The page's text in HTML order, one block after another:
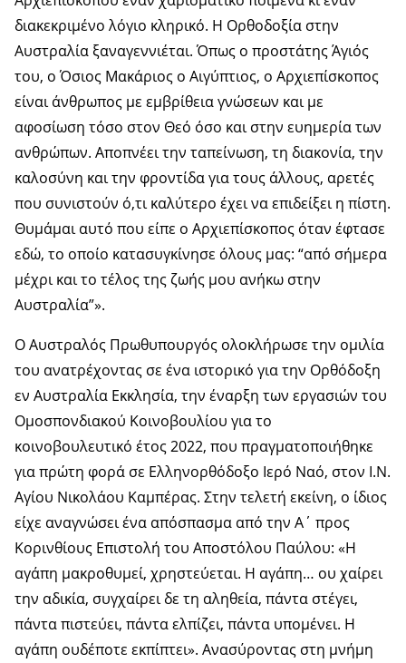
διακεκριμένο λόγιο κληρικό. Η Ορθοδοξία στην
Αυστραλία ξαναγεννιέται. Όπως ο προστάτης Άγιός
του, ο Όσιος Μακάριος ο Αιγύπτιος, ο Αρχιεπίσκοπος
είναι άνθρωπος με εμβρίθεια γνώσεων και με
αφοσίωση τόσο στον Θεό όσο και στην ευημερία των
ανθρώπων. Αποπνέει την ταπείνωση, τη διακονία, την
καλοσύνη και την φροντίδα για τους άλλους, αρετές
που συνιστούν ό,τι καλύτερο έχει να επιδείξει η πίστη.
Θυμάμαι αυτό που είπε ο Αρχιεπίσκοπος όταν έφτασε
εδώ, το οποίο κατασυγκίνησε όλους μας: “από σήμερα
μέχρι και το τέλος της ζωής μου ανήκω στην
Αυστραλία”».
Ο Αυστραλός Πρωθυπουργός ολοκλήρωσε την ομιλία
του ανατρέχοντας σε ένα ιστορικό για την Ορθόδοξη
εν Αυστραλία Εκκλησία, την έναρξη των εργασιών του
Ομοσπονδιακού Κοινοβουλίου για το
κοινοβουλευτικό έτος 2022, που πραγματοποιήθηκε
για πρώτη φορά σε Ελληνορθόδοξο Ιερό Ναό, στον Ι.Ν.
Αγίου Νικολάου Καμπέρας. Στην τελετή εκείνη, ο ίδιος
είχε αναγνώσει ένα απόσπασμα από την Α΄ προς
Κορινθίους Επιστολή του Αποστόλου Παύλου: «Η
αγάπη μακροθυμεί, χρηστεύεται. Η αγάπη… ου χαίρει
την αδικία, συγχαίρει δε τη αληθεία, πάντα στέγει,
πάντα πιστεύει, πάντα ελπίζει, πάντα υπομένει. Η
αγάπη ουδέποτε εκπίπτει». Ανασύροντας στη μνήμη